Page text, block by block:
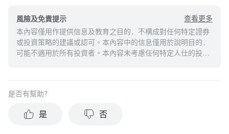
風險及免責提示
查看更多
本內容僅用作提供信息及教育之目的，不構成對任何特定證券
或投資策略的建議或認可。本內容中的信息僅用於說明目的，
可能不適用於所有投資者。本內容未考慮任何特定人仕的投資
結果。投資涉及風險和損失本金的可能性。moomoo對上述內
任何陳述或保證。
是否有幫助？
是 否